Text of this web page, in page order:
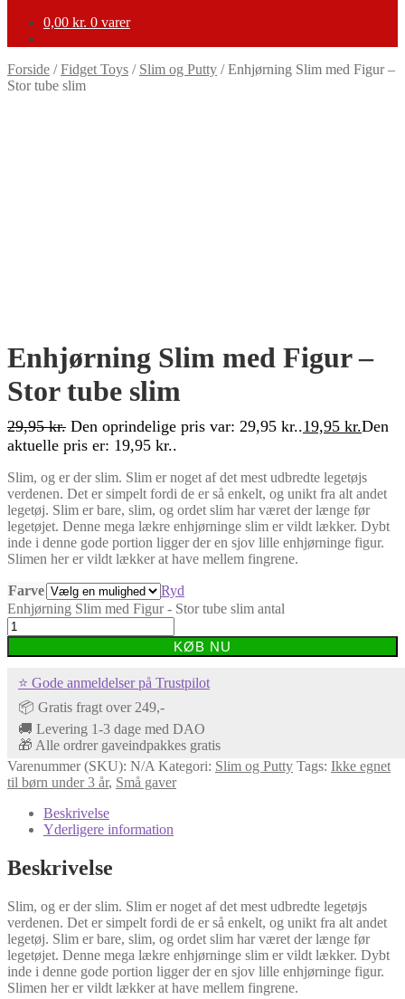
0,00 kr. 0 varer
Forside /Fidget Toys / Slim og Putty /Enhjørning Slim med Figur –
Stor tube slim
Enhjørning Slim med Figur –
Stor tube slim
29,95kr. Den oprindelige pris var: 29,95 kr..19,95 kr.Den
aktuelle pris er: 19,95 kr..
Slim, og er der slim. Slim er noget af det mest udbredte legetøjs
verdenen. Det er simpelt fordi de er så enkelt, og unikt fra alt andet
legetøj. Slim er bare, slim, og ordet slim har været der længe før
legetøjet. Denne mega lækre enhjørninge slim er vildt lækker. Dybt
inde i denne gode portion ligger der en sjov lille enhjørninge figur.
Slimen her er vildt lækker at have mellem fingrene.
Farve
Ryd
Enhjørning Slim med Figur - Stor tube slim antal
KØB NU
⭐ Gode anmeldelser på Trustpilot
📦 Gratis fragt over 249,-
🚚 Levering 1-3 dage med DAO
🎁 Alle ordrer gaveindpakkes gratis
Varenummer (SKU): N/A Kategori: Slim og Putty Tags: Ikke egnet
til børn under 3 år, Små gaver
Beskrivelse
Yderligere information
Beskrivelse
Slim, og er der slim. Slim er noget af det mest udbredte legetøjs
verdenen. Det er simpelt fordi de er så enkelt, og unikt fra alt andet
legetøj. Slim er bare, slim, og ordet slim har været der længe før
legetøjet. Denne mega lækre enhjørninge slim er vildt lækker. Dybt
inde i denne gode portion ligger der en sjov lille enhjørninge figur.
Slimen her er vildt lækker at have mellem fingrene.